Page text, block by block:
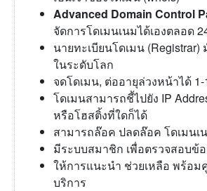
Advanced Domain Control
จัดการโดเมนเนมได้เองตลอด
นายทะเบียนโดเมน
ในระดับโลก
จดโดเมน, ต่ออายุล่วงหน้าได้
โดเมนสามารถชี้ไปยัง IP
หรือโฮสติ้งที่ใดก็ได้
สามารถล๊อค ปลดล๊อค โดเมนเ
มีระบบสมาชิก เพื่อตรวจสอบข้
ให้การแนะนำ ช่วยเหลือ พร้อม
บริการ